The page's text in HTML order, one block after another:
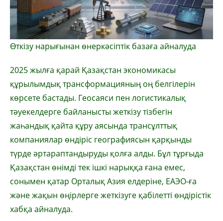
Өткізу нарығынан өнеркәсіптік базаға айналуда
2025 жылға қарай Қазақстан экономикасы
құрылымдық трансформацияның оң белгілерін
көрсете бастады. Геосаяси пен логистикалық
тәуекелдерге байланысты жеткізу тізбегін
жаһандық қайта құру аясында трансұлттық
компаниялар өндіріс географиясын қарқынды
түрде әртараптандыруды қолға алды. Бұл тұрғыда
Қазақстан өнімді тек ішкі нарыққа ғана емес,
сонымен қатар Орталық Азия елдеріне, ЕАЭО-ға
және жақын өңірлерге жеткізуге қабілетті өндірістік
хабқа айналуда.